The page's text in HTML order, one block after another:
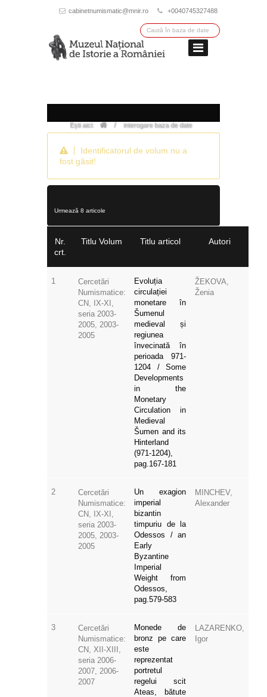
cabinetnumismatic@mnir.ro +0040745327488
Ești aici: / interogare baza de date
Identificatorul de volum nu a
fost găsit!
Urmează 8 articole
Nr.
crt.
Titlu Volum Titlu articol Autori
1
Cercetări
Numismatice:
CN, IX-XI,
seria 2003-
2005, 2003-
2005
Evoluția
circulației
monetare în
Šumenul
medieval și
regiunea
învecinată în
perioada 971-
1204 / Some
Developments
in the
Monetary
Circulation in
Medieval
Šumen and its
Hinterland
(971-1204),
pag.167-181
ŽEKOVA,
Ženia
2
Cercetări
Numismatice:
CN, IX-XI,
seria 2003-
2005, 2003-
2005
Un exagion
imperial
bizantin
timpuriu de la
Odessos / an
Early
Byzantine
Imperial
Weight from
Odessos,
pag.579-583
MINCHEV,
Alexander
3
Cercetări
Numismatice:
CN, XII-XIII,
seria 2006-
2007, 2006-
2007
Monede de
bronz pe care
este
reprezentat
portretul
regelui scit
Ateas, bătute
LAZARENKO,
Igor